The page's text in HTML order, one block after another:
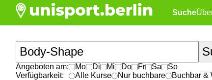
Suche
Angeboten am: Mo Di Mi Do Fr Sa
So
Verfügbarkeit:
Alle Kurse Nur buchbare
Buchbar &